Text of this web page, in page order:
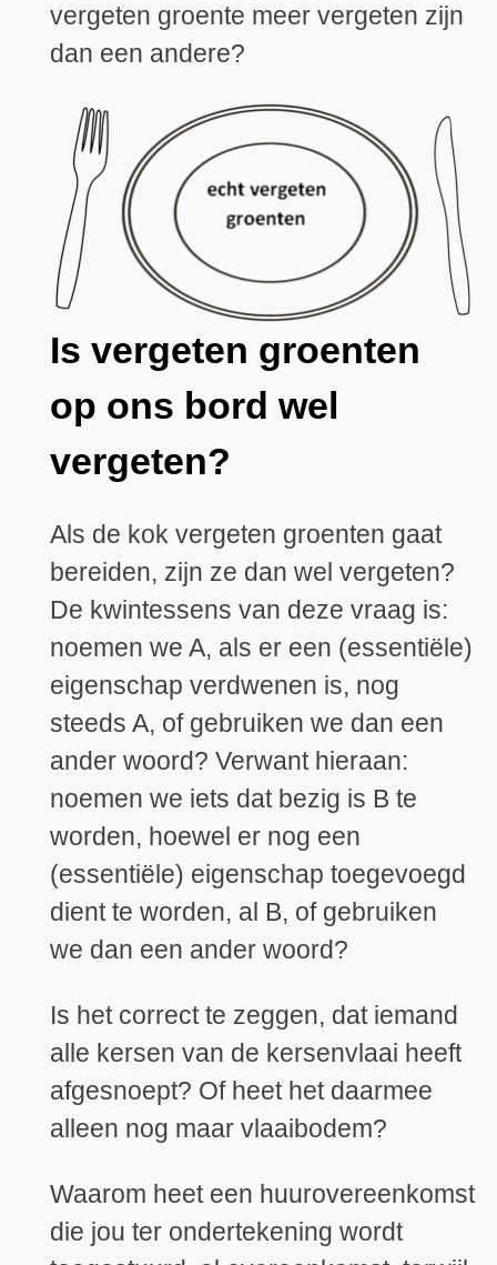
vergeten groente meer vergeten zijn
dan een andere?
Is vergeten groenten
op ons bord wel
vergeten?
Als de kok vergeten groenten gaat
bereiden, zijn ze dan wel vergeten?
De kwintessens van deze vraag is:
noemen we A, als er een (essentiële)
eigenschap verdwenen is, nog
steeds A, of gebruiken we dan een
ander woord? Verwant hieraan:
noemen we iets dat bezig is B te
worden, hoewel er nog een
(essentiële) eigenschap toegevoegd
dient te worden, al B, of gebruiken
we dan een ander woord?
Is het correct te zeggen, dat iemand
alle kersen van de kersenvlaai heeft
afgesnoept? Of heet het daarmee
alleen nog maar vlaaibodem?
Waarom heet een huurovereenkomst
die jou ter ondertekening wordt